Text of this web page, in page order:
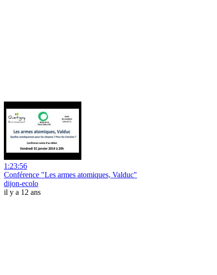
1:23:56
Conférence "Les armes atomiques, Valduc"
dijon-ecolo
il y a 12 ans